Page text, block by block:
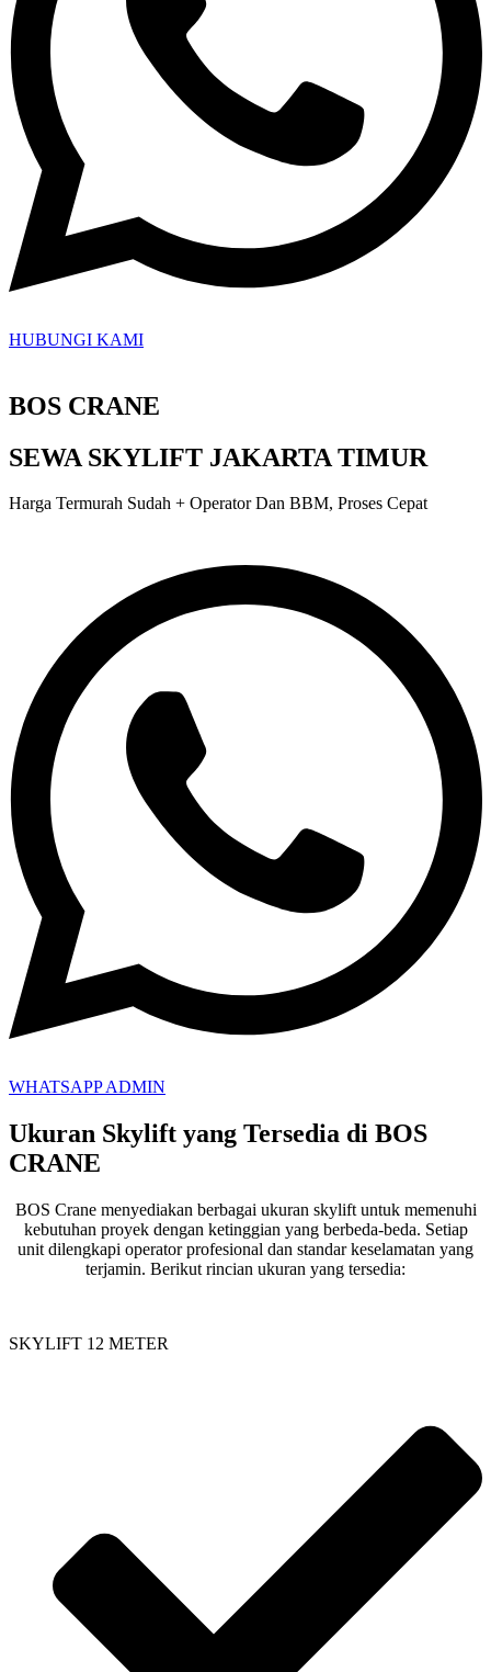
HUBUNGI KAMI
BOS CRANE
SEWA SKYLIFT JAKARTA TIMUR
Harga Termurah Sudah + Operator Dan BBM, Proses Cepat
WHATSAPP ADMIN
Ukuran Skylift yang Tersedia di BOS
CRANE
BOS Crane menyediakan berbagai ukuran skylift untuk memenuhi
kebutuhan proyek dengan ketinggian yang berbeda-beda. Setiap
unit dilengkapi operator profesional dan standar keselamatan yang
terjamin. Berikut rincian ukuran yang tersedia:
SKYLIFT 12 METER